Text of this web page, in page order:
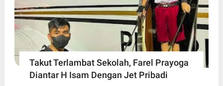
Takut Terlambat Sekolah, Farel Prayoga
Diantar H Isam Dengan Jet Pribadi